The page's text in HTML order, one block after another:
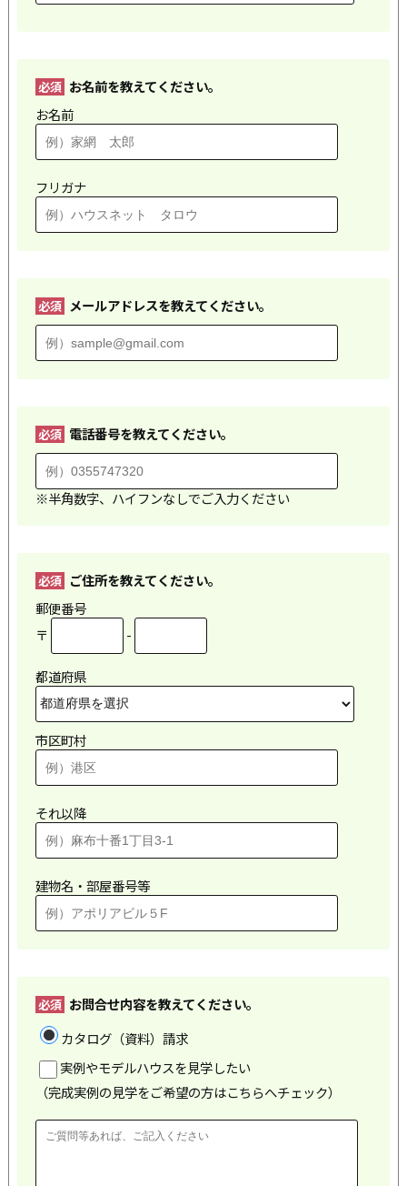
必須 お名前を教えてください。
お名前
フリガナ
必須 メールアドレスを教えてください。
必須 電話番号を教えてください。
※半角数字、ハイフンなしでご入力ください
必須 ご住所を教えてください。
郵便番号
〒
-
都道府県
市区町村
それ以降
建物名・部屋番号等
必須 お問合せ内容を教えてください。
カタログ（資料）請求
実例やモデルハウスを見学したい
（完成実例の見学をご希望の方はこちらへチェック）